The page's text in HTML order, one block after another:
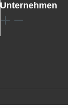
Unternehmen